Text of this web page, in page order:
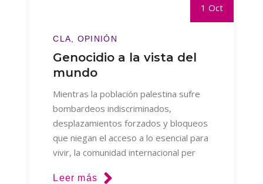
1 Oct
CLA OPINIÓN
Genocidio a la vista del
mundo
Mientras la población palestina sufre
bombardeos indiscriminados,
desplazamientos forzados y bloqueos
que niegan el acceso a lo esencial para
vivir, la comunidad internacional per
Leer más